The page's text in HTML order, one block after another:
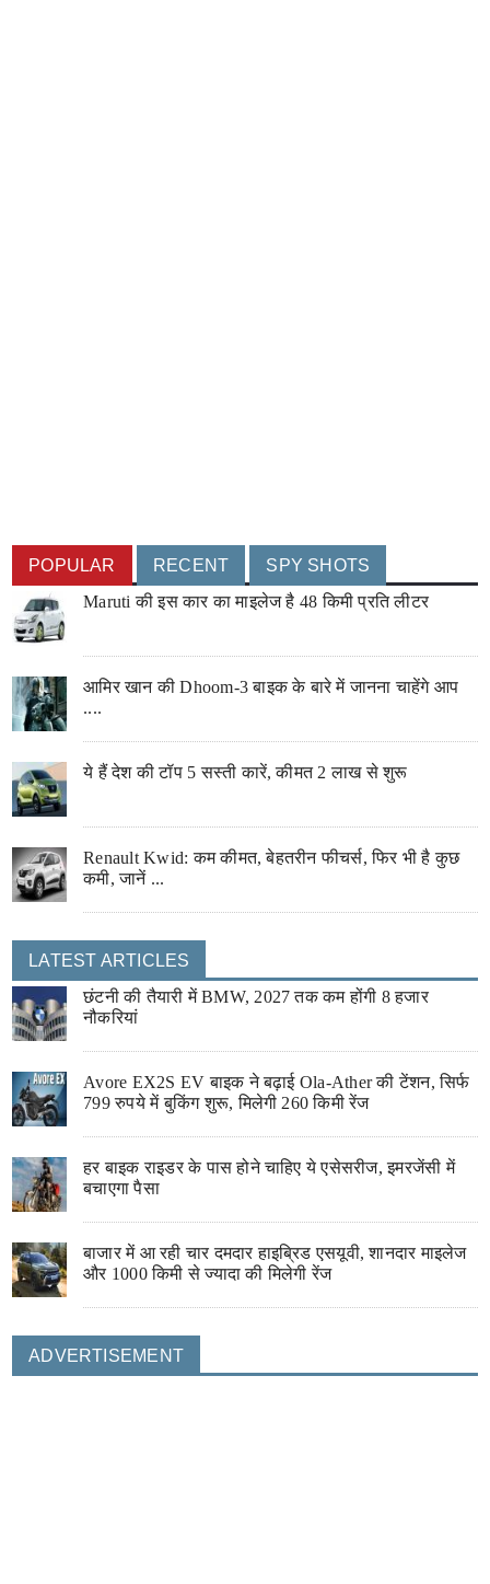
POPULAR RECENT
SPY SHOTS
Maruti की इस कार का माइलेज है 48 किमी प्रति लीटर
आमिर खान की Dhoom-3 बाइक के बारे में जानना चाहेंगे आप
....
ये हैं देश की टॉप 5 सस्ती कारें, कीमत 2 लाख से शुरू
Renault Kwid: कम कीमत, बेहतरीन फीचर्स, फिर भी है कुछ
कमी, जानें ...
LATEST ARTICLES
छंटनी की तैयारी में BMW, 2027 तक कम होंगी 8 हजार
नौकरियां
Avore EX2S EV बाइक ने बढ़ाई Ola-Ather की टेंशन, सिर्फ
799 रुपये में बुकिंग शुरू, मिलेगी 260 किमी रेंज
हर बाइक राइडर के पास होने चाहिए ये एसेसरीज, इमरजेंसी में
बचाएगा पैसा
बाजार में आ रही चार दमदार हाइब्रिड एसयूवी, शानदार माइलेज
और 1000 किमी से ज्यादा की मिलेगी रेंज
ADVERTISEMENT